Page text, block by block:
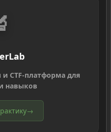
CTF-платформа для
навыков
→